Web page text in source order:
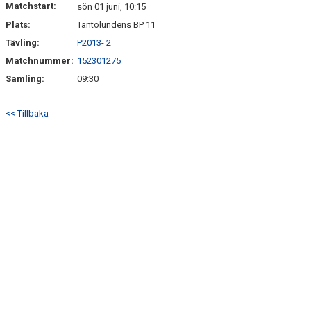
Matchstart:
sön 01 juni, 10:15
Plats:
Tantolundens BP 11
Tävling:
P2013- 2
Matchnummer: 152301275
Samling:
09:30
<< Tillbaka